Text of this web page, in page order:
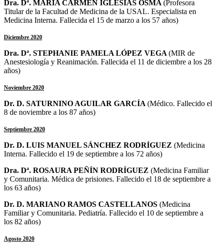
Dra. Dª. MARÍA CARMEN IGLESIAS OSMA (Profesora
Titular de la Facultad de Medicina de la USAL. Especialista en
Medicina Interna. Fallecida el 15 de marzo a los 57 años)
Diciembre 2020
Dra. Dª. STEPHANIE PAMELA LÓPEZ VEGA (MIR de
Anestesiología y Reanimación. Fallecida el 11 de diciembre a los 28
años)
Noviembre 2020
Dr. D. SATURNINO AGUILAR GARCÍA (Médico. Fallecido el
8 de noviembre a los 87 años)
Septiembre 2020
Dr. D. LUIS MANUEL SÁNCHEZ RODRÍGUEZ (Medicina
Interna. Fallecido el 19 de septiembre a los 72 años)
Dra. Dª. ROSAURA PEÑÍN RODRÍGUEZ (Medicina Familiar
y Comunitaria. Médica de prisiones. Fallecido el 18 de septiembre a
los 63 años)
Dr. D. MARIANO RAMOS CASTELLANOS (Medicina
Familiar y Comunitaria. Pediatría. Fallecido el 10 de septiembre a
los 82 años)
Agosto 2020